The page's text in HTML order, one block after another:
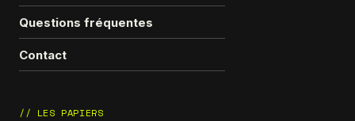
Questions fréquentes
Contact
// LES PAPIERS